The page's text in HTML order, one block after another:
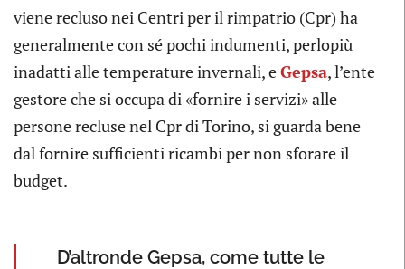
viene recluso nei Centri per il rimpatrio (Cpr) ha
generalmente con sé pochi indumenti, perlopiù
inadatti alle temperature invernali, eGepsa, l’ente
gestore che si occupa di «fornire i servizi» alle
persone recluse nel Cpr di Torino, si guarda bene
dal fornire sufficienti ricambi per non sforare il
budget.
D’altronde Gepsa, come tutte le